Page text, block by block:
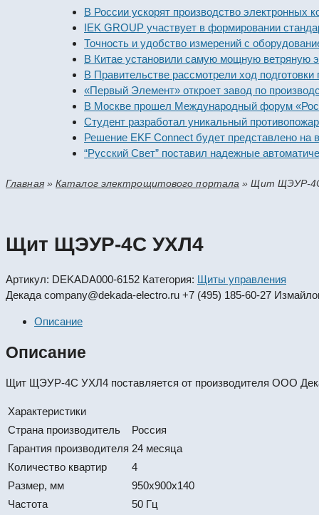
В России ускорят производство электронных
IEK GROUP участвует в формировании стандартов
Точность и удобство измерений с оборудованием
В Китае установили самую мощную ветряную
В Правительстве рассмотрели ход подготовки
«Первый Элемент» откроет завод по производству
В Москве прошел Международный форум
Студент разработал уникальный противопожарный
Решение EKF Connect будет представлено на
“Русский Свет” поставил надежные
Главная»Каталог электрощитового портала »Щит ЩЭУР-
Щит ЩЭУР-4С УХЛ4
Артикул: DEKADA000-6152 Категория: Щиты управления
Декада company@dekada-electro.ru +7 (495) 185-60-27
Описание
Описание
Щит ЩЭУР-4С УХЛ4 поставляется от производителя ООО
Характеристики
Страна производитель
Россия
Гарантия производителя 24 месяца
Количество квартир
4
Размер, мм
950х900х140
Частота
50 Гц